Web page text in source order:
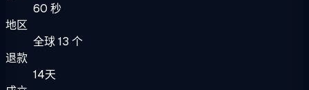
60 秒
地区
全球 13 个
退款
14天